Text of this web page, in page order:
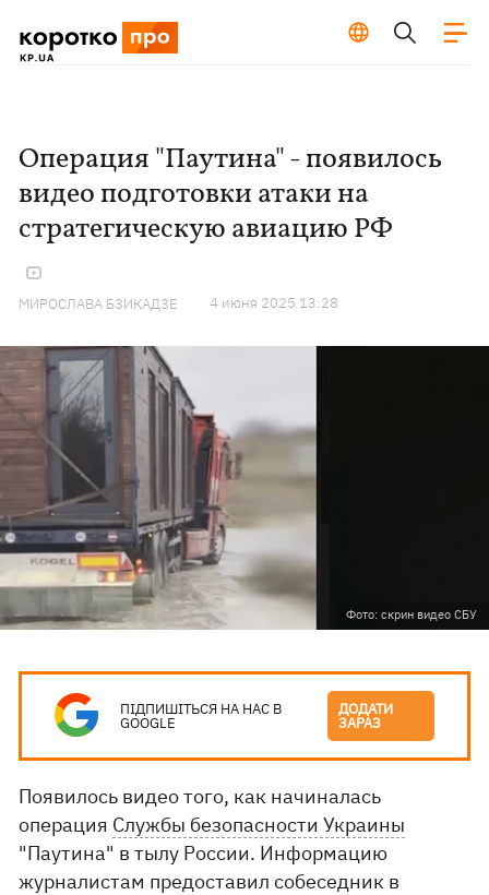
Операция "Паутина" - появилось
видео подготовки атаки на
стратегическую авиацию РФ
МИРОСЛАВА БЗИКАДЗЕ 4 июня 2025 13:28
Фото: скрин видео СБУ
ПІДПИШІТЬСЯ НА НАС В
GOOGLE
ДОДАТИ
ЗАРАЗ
Появилось видео того, как начиналась
операция Службы безопасности Украины
"Паутина" в тылу России. Информацию
журналистам предоставил собеседник в